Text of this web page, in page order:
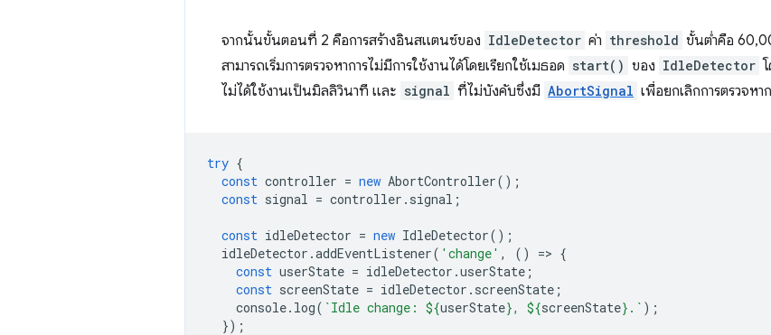
จากนั้นขั้นตอนที่ 2 คือการสร้างอินสแตนซ์ของ IdleDetector ค่า threshold ขั้นต่ำคือ
สามารถเริ่มการตรวจหาการไม่มีการใช้งานได้โดยเรียกใช้เมธอด start() ของ IdleDetector
ไม่ได้ใช้งานเป็นมิลลิวินาที และ signal ที่ไม่บังคับซึ่งมี AbortSignal เพื่อยกเลิกการตรวจหา
try {
const controller = new AbortController();
const signal = controller . signal ;
const idleDetector = new IdleDetector();
idleDetector .addEventListener( 'change' , () => {
const userState = idleDetector .userState ;
const screenState = idleDetector . screenState ;
console. log( `Idle change: ${userState}, ${screenState} .` );
});